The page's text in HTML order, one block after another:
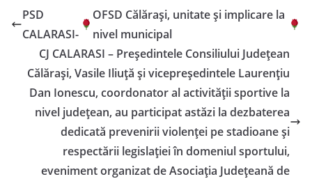
PSD
CALARASI-
OFSD Călărași, unitate și implicare la
nivel municipal
CJ CALARASI – Președintele Consiliului Județean
Călărași, Vasile Iliuță și vicepreședintele Laurențiu
Dan Ionescu, coordonator al activității sportive la
nivel județean, au participat astăzi la dezbaterea
dedicată prevenirii violenței pe stadioane și
respectării legislației în domeniul sportului,
eveniment organizat de Asociația Județeană de